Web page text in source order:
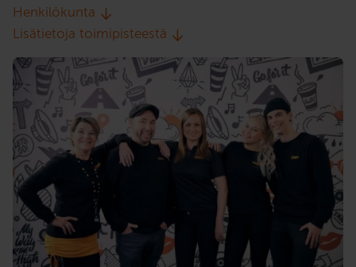
Henkilökunta
Lisätietoja toimipisteestä